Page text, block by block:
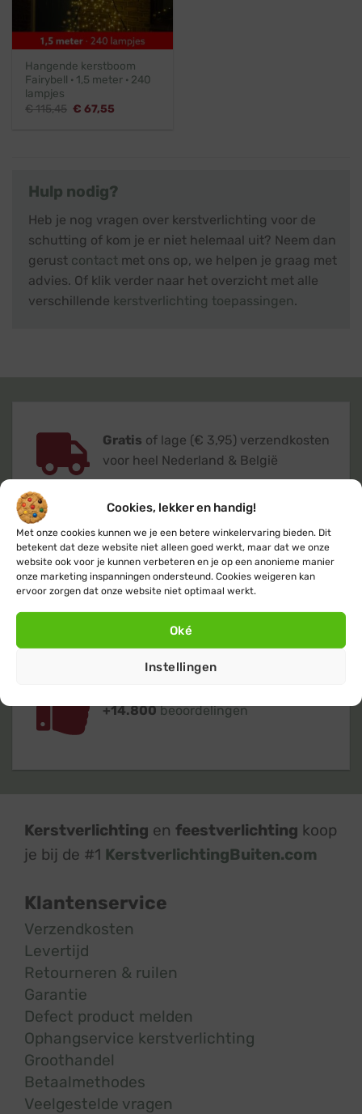
Cookies, lekker en handig!
Met onze cookies kunnen we je een betere winkelervaring bieden. Dit
betekent dat deze website niet alleen goed werkt, maar dat we onze
website ook voor je kunnen verbeteren en je op een anonieme manier
onze marketing inspanningen ondersteund. Cookies weigeren kan
ervoor zorgen dat onze website niet optimaal werkt.
Oké
Instellingen
Hangende kerstboom
Fairybell · 1,5 meter · 240
lampjes
€115,45 Oorspronkelijke
€ 67,55
Hulp nodig?
Heb je nog vragen over kerstverlichting voor de
schutting of kom je er niet helemaal uit? Neem dan
gerust contact met ons op, we helpen je graag met
advies. Of klik verder naar het overzicht met alle
verschillende kerstverlichting toepassingen.
Gratis of lage (€ 3,95) verzendkosten
voor heel Nederland & België
Verzendingbinnen 24 uurop
werkdagen (maandag t/m vrijdag)
+14.800 beoordelingen
Kerstverlichting en feestverlichting koop
je bij de #1 KerstverlichtingBuiten.com
Klantenservice
Verzendkosten
Levertijd
Retourneren & ruilen
Garantie
Defect product melden
Ophangservice kerstverlichting
Groothandel
Betaalmethodes
Veelgestelde vragen